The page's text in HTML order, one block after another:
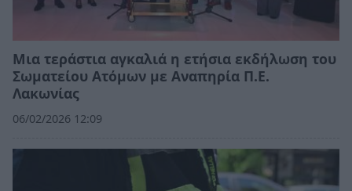
Μια τεράστια αγκαλιά η ετήσια εκδήλωση του
Σωματείου Ατόμων με Αναπηρία Π.Ε.
Λακωνίας
06/02/2026 12:09